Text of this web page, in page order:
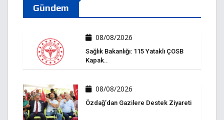
Gündem
08/08/2026
Sağlık Bakanlığı: 115 Yataklı ÇOSB
Kapak..
08/08/2026
Özdağ’dan Gazilere Destek Ziyareti